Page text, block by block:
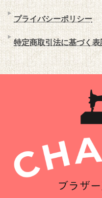
プライバシーポリシー
特定商取引法に基づく表